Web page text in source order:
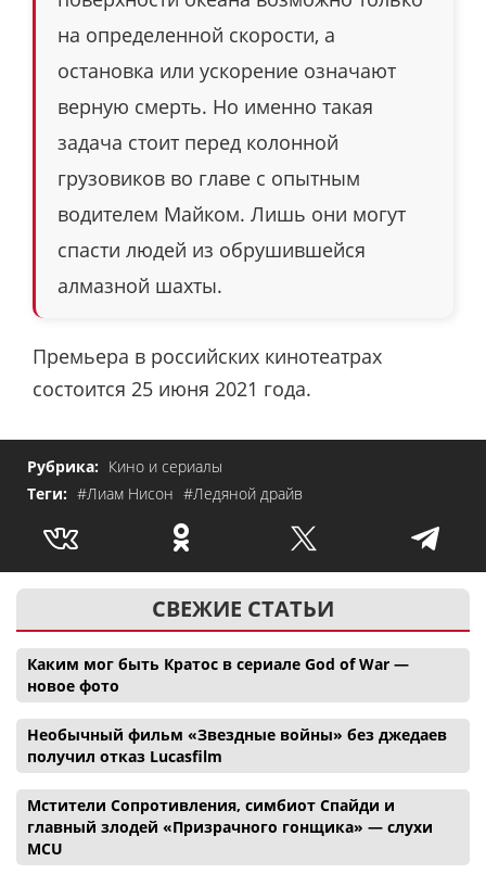
на определенной скорости, а
остановка или ускорение означают
верную смерть. Но именно такая
задача стоит перед колонной
грузовиков во главе с опытным
водителем Майком. Лишь они могут
спасти людей из обрушившейся
алмазной шахты.
Премьера в российских кинотеатрах
состоится 25 июня 2021 года.
Рубрика: Кино и сериалы
Теги: #Лиам Нисон #Ледяной драйв
СВЕЖИЕ СТАТЬИ
Каким мог быть Кратос в сериале God of War —
новое фото
Необычный фильм «Звездные войны» без джедаев
получил отказ Lucasfilm
Мстители Сопротивления, симбиот Спайди и
главный злодей «Призрачного гонщика» — слухи
MCU